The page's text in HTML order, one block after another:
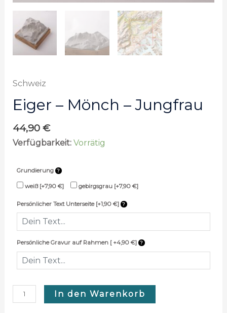
Schweiz
Eiger – Mönch – Jungfrau
44,90 €
Verfügbarkeit: Vorrätig
Grundierung
weiß [+7,90 €] gebirgsgrau [+7,90 €]
Persönlicher Text Unterseite [+1,90 €]
Persönliche Gravur auf Rahmen [ +4,90 €]
In den Warenkorb